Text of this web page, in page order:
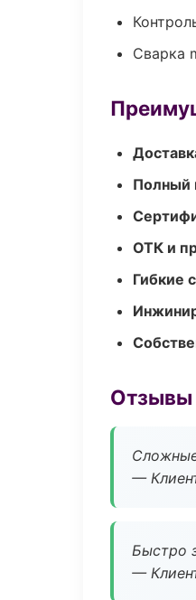
Сварка
Полный
ОТК и
Гибкие
Отзывы
—
Быстро
—